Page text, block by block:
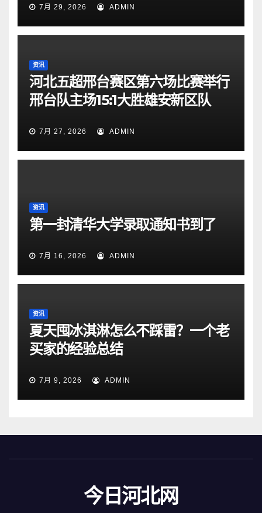
7月 29, 2026 ADMIN
资讯
河北五超邢台赛区第六场比赛举行
邢台队主场15:1大胜雄安新区队
7月 27, 2026 ADMIN
资讯
第一封清华大学录取通知书到了
7月 16, 2026 ADMIN
资讯
夏天囤冰淇淋怎么不踩雷？一个老
买家的经验总结
7月 9, 2026 ADMIN
今日河北网